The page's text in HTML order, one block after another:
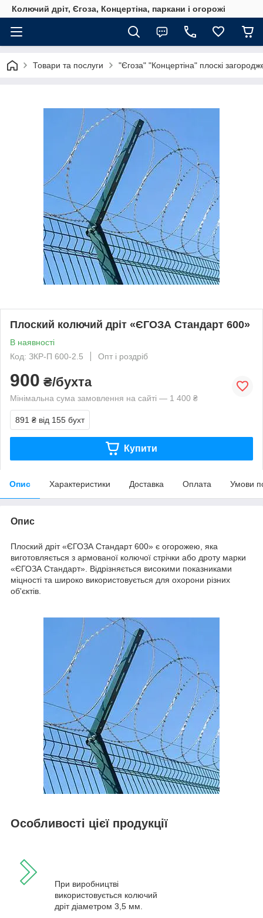
Колючий дріт, Єгоза, Концертіна, паркани і огорожі
Товари та послуги "Єгоза" "Концертіна" плоскі
Плоский колючий дріт «ЄГОЗА Стандарт 600»
В наявності
Код: ЗКР-П 600-2.5
Опт і роздріб
900 ₴/бухта
Мінімальна сума замовлення на сайті — 1 400 ₴
891 ₴ від 155 бухт
Купити
Опис Характеристики Доставка Оплата Умови
Опис
Плоский дріт «ЄГОЗА Стандарт 600» є огорожею, яка
виготовляється з армованої колючої стрічки або дроту марки
«ЄГОЗА Стандарт». Відрізняється високими показниками
міцності та широко використовується для охорони різних
об'єктів.
Особливості цієї продукції
При виробництві
використовується колючий
дріт діаметром 3,5 мм.